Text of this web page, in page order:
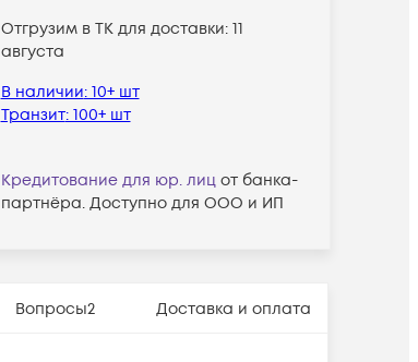
Отгрузим в ТК для доставки: 11
августа
В наличии: 10+ шт
Транзит: 100+ шт
Кредитование для юр. лиц от банка-
партнёра. Доступно для ООО и ИП
Вопросы2 Доставка и оплата